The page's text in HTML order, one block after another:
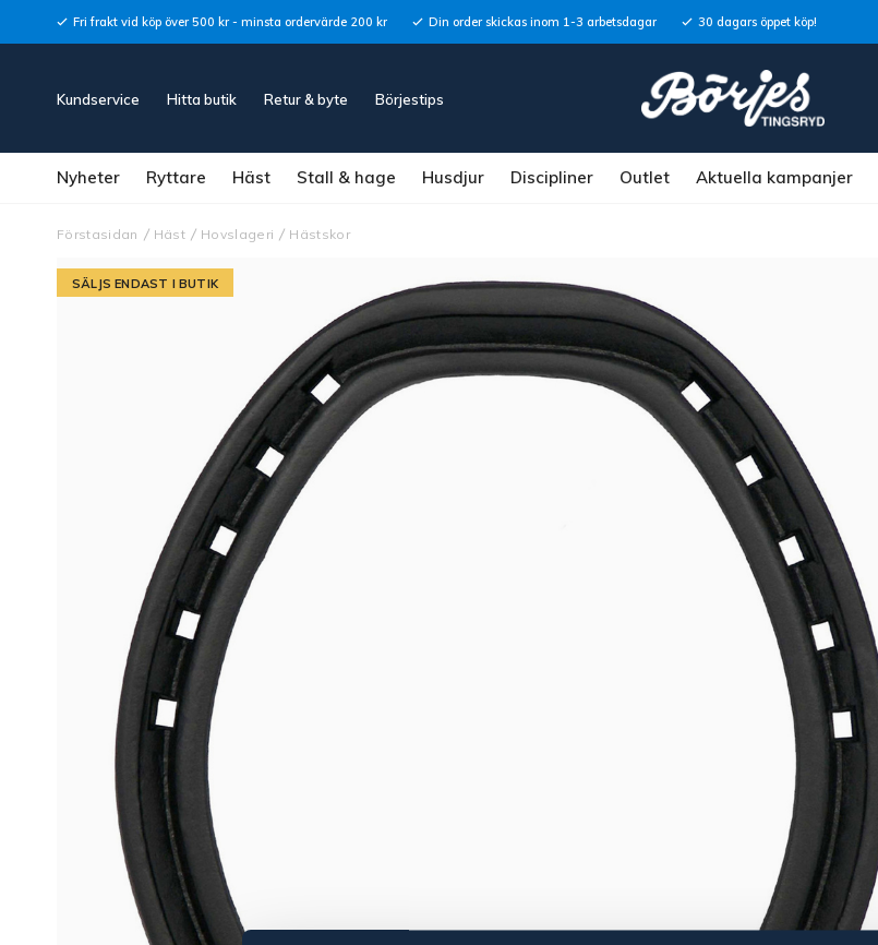
Fri frakt vid köp över 500 kr - minsta ordervärde 200 kr Din order skickas inom 1-3 arbetsdagar 30 dagars öppet köp!
Kundservice Hitta butik Retur & byte Börjestips
Nyheter Ryttare Häst Stall & hage Husdjur Discipliner Outlet Aktuella kampanjer
Förstasidan Häst Hovslageri Hästskor
SÄLJS ENDAST I BUTIK